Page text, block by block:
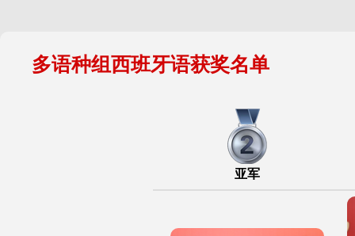
多语种组西班牙语获奖名单
亚军